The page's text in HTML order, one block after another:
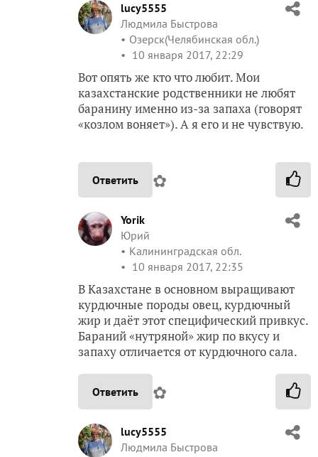
lucy5555
Людмила Быстрова
Озерск(Челябинская обл.)
10 января 2017, 22:29
Вот опять же кто что любит. Мои
казахстанские родственники не любят
баранину именно из-за запаха (говорят
«козлом воняет»). А я его и не чувствую.
Ответить ✿
Yorik
Юрий
Калининградская обл.
10 января 2017, 22:35
В Казахстане в основном выращивают
курдючные породы овец, курдючный
жир и даёт этот специфический привкус.
Бараний «нутряной» жир по вкусу и
запаху отличается от курдючного сала.
Ответить ✿
lucy5555
Людмила Быстрова